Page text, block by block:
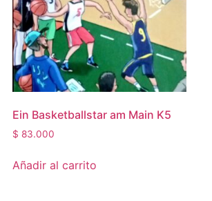
Ein Basketballstar am Main K5
$ 83.000
Añadir al carrito